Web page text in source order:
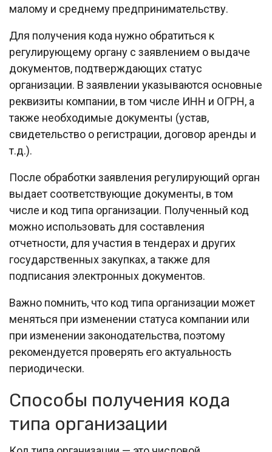
малому и среднему предпринимательству.
Для получения кода нужно обратиться к
регулирующему органу с заявлением о выдаче
документов, подтверждающих статус
организации. В заявлении указываются основные
реквизиты компании, в том числе ИНН и ОГРН, а
также необходимые документы (устав,
свидетельство о регистрации, договор аренды и
т.д.).
После обработки заявления регулирующий орган
выдает соответствующие документы, в том
числе и код типа организации. Полученный код
можно использовать для составления
отчетности, для участия в тендерах и других
государственных закупках, а также для
подписания электронных документов.
Важно помнить, что код типа организации может
меняться при изменении статуса компании или
при изменении законодательства, поэтому
рекомендуется проверять его актуальность
периодически.
Способы получения кода
типа организации